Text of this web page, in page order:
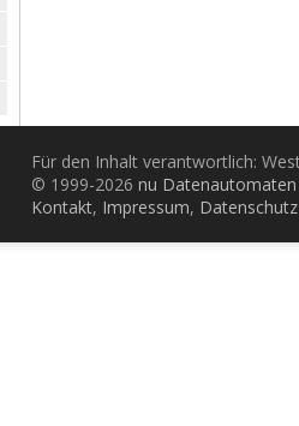
Für den Inhalt verantwortlich:
© 1999-2026 nu
Kontakt, Impressum, Datenschutz